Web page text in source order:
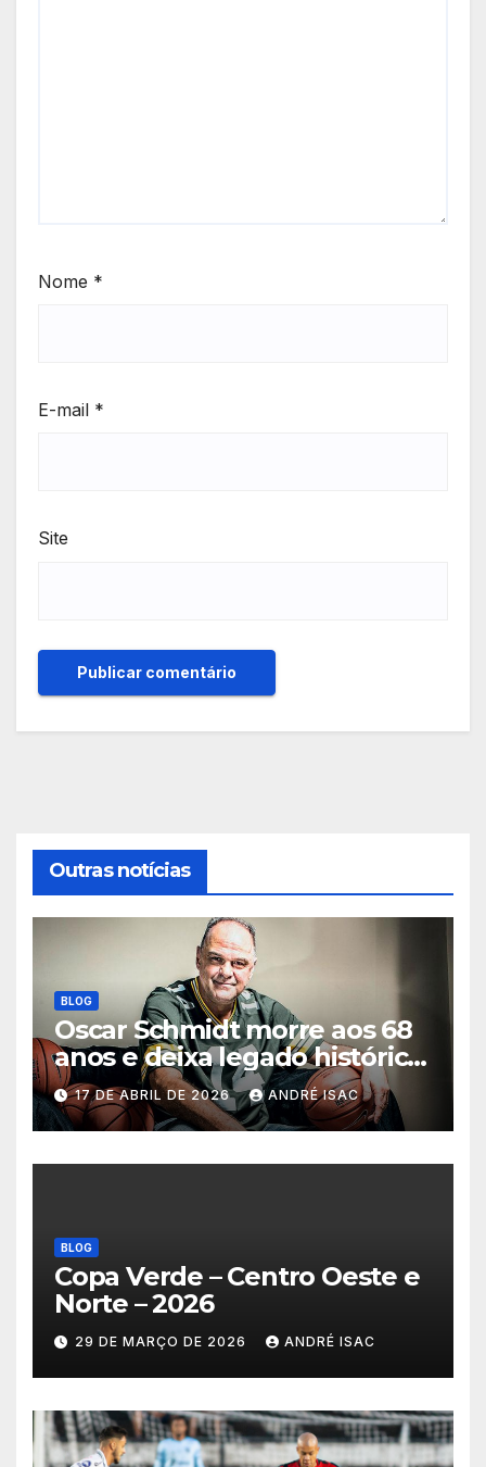
Nome *
E-mail *
Site
Outras notícias
BLOG
Oscar Schmidt morre aos 68
anos e deixa legado histórico
no basquete mundial
17 DE ABRIL DE 2026 ANDRÉ ISAC
BLOG
Copa Verde – Centro Oeste e
Norte – 2026
29 DE MARÇO DE 2026 ANDRÉ ISAC